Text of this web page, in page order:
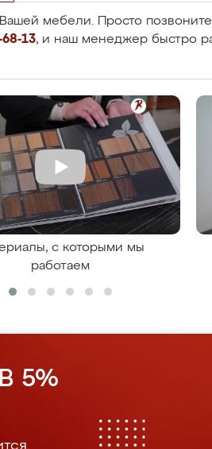
Вашей мебели. Просто
13, и наш менеджер быстро
с которыми мы
работаем
5%